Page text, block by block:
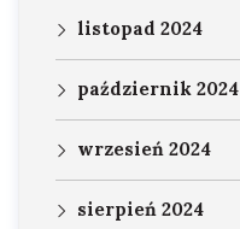
listopad 2024
październik 2024
wrzesień 2024
sierpień 2024